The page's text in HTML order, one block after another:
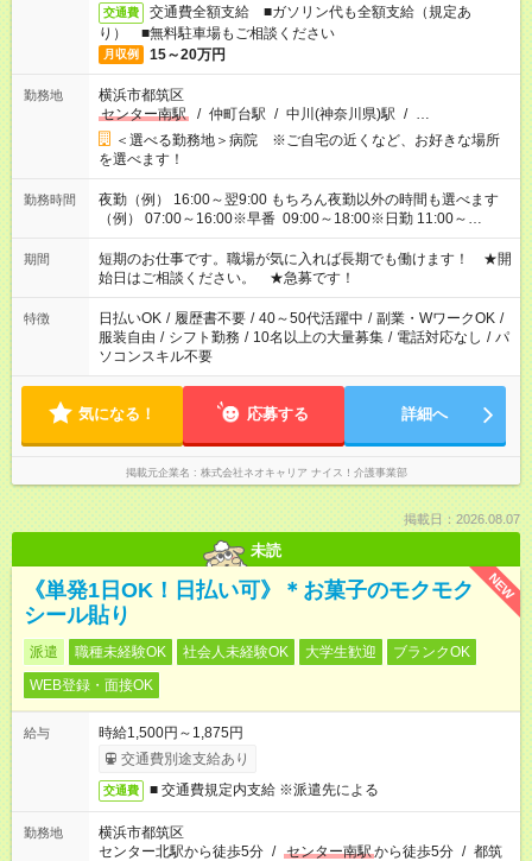
交通費
交通費全額支給 ■ガソリン代も全額支給（規定あ
り） ■無料駐車場もご相談ください
月収例 15～20万円
勤務地
横浜市都筑区
センター南駅
/ 仲町台駅 / 中川(神奈川県)駅 / …
＜選べる勤務地＞病院 ※ご自宅の近くなど、お好きな場所
を選べます！
勤務時間
夜勤（例） 16:00～翌9:00 もちろん夜勤以外の時間も選べます
（例） 07:00～16:00※早番 09:00～18:00※日勤 11:00～
20:00※遅番 ※時間は、固定・選べる施設もあるので、ご希望が
あれば調整できます！ ※シフト制。勤務地により実働時間が異
なります。★家庭の都合でお休みが必要な場合も遠慮なくご相談
ください。
期間
短期のお仕事です。職場が気に入れば長期でも働けます！ ★開
始日はご相談ください。 ★急募です！
特徴 日払いOK / 履歴書不要 / 40～50代活躍中 / 副業・WワークOK /
服装自由 / シフト勤務 / 10名以上の大量募集 / 電話対応なし / パ
ソコンスキル不要
気になる！ 応募する 詳細へ
掲載元企業名 株式会社ネオキャリア ナイス！介護事業部
掲載日：2026.08.07
未読
NEW
《単発1日OK！日払い可》＊お菓子のモクモク
シール貼り
派遣 職種未経験OK 社会人未経験OK 大学生歓迎
ブランクOK
WEB登録・面接OK
給与
時給1,500円～1,875円
交通費別途支給あり
交通費 ■ 交通費規定内支給 ※派遣先による
勤務地
横浜市都筑区
センター北駅から徒歩5分 / センター南駅から徒歩5分 / 都筑